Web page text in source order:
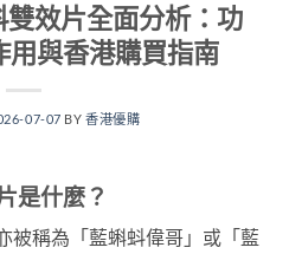
效片全面分析：功
用與香港購買指南
07-07 BY香港優購
是什麼？
被稱為「藍蝌蚪偉哥」或「藍